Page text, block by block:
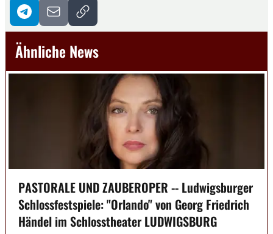
Ähnliche News
PASTORALE UND ZAUBEROPER -- Ludwigsburger
Schlossfestspiele: "Orlando" von Georg Friedrich
Händel im Schlosstheater LUDWIGSBURG